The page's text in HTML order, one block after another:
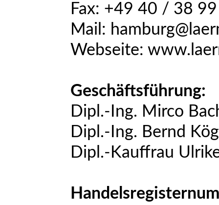
Fax: +49 40 / 38
Mail:
Webseite:
Geschäftsführung:
Dipl.-Ing. Mirco
Dipl.-Ing. Bernd
Dipl.-Kauffrau